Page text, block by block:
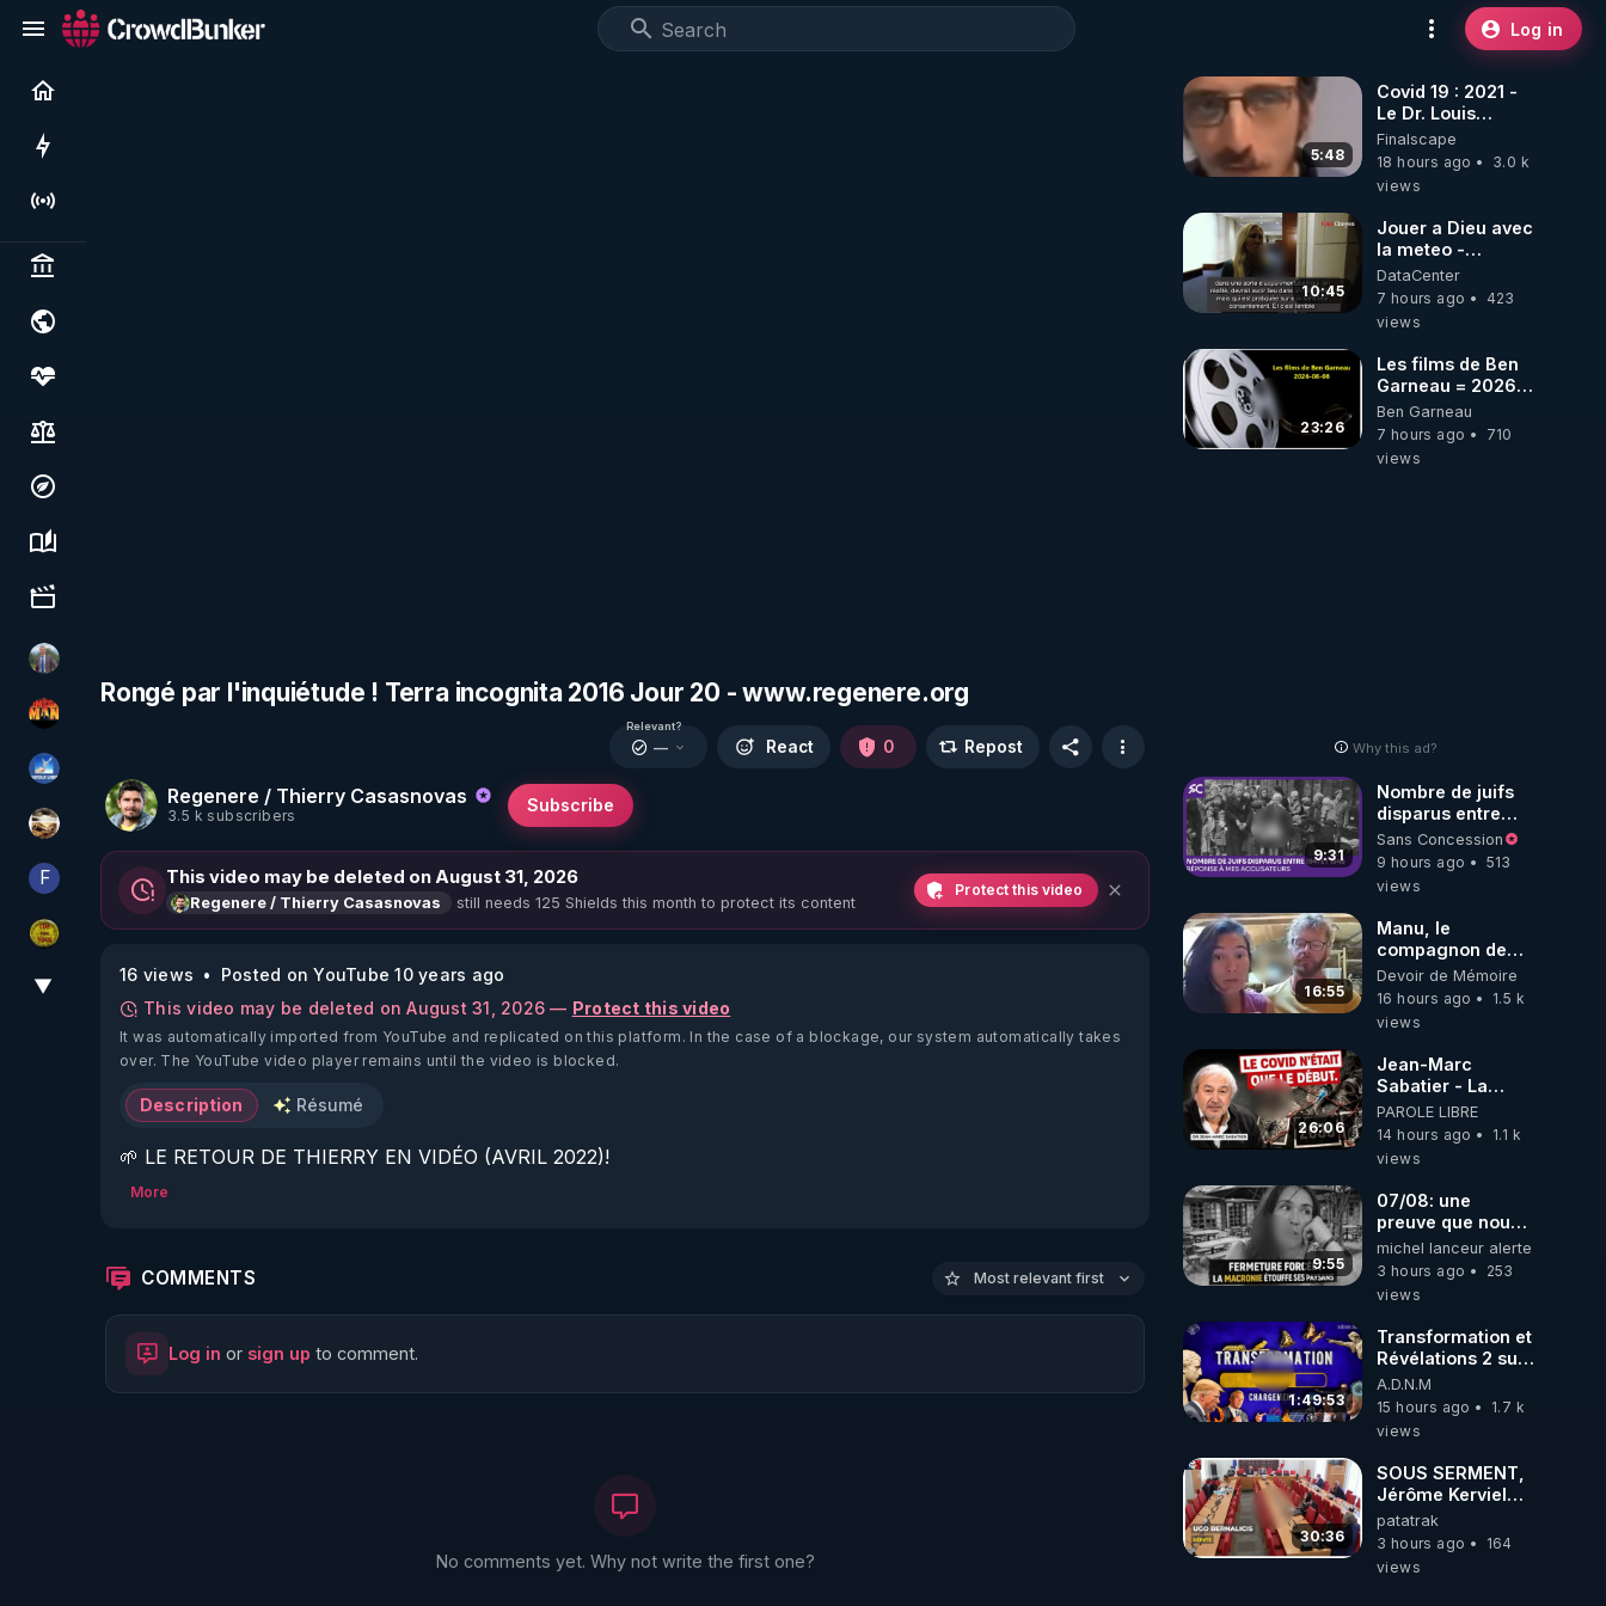
Log in
Live
Politics & institutions
Society, justice & freedoms
Economy, environment & technology
Science, history & spirituality
Culture, media & entertainment
Nicolas BOUVIER
OHM ÉGA MAN
PAROLE LIBRE
patatrak
FFinalscape
CDS pour TOUS
▼
Rongé par l'inquiétude ! Terra incognita 2016 Jour 20 - www.regenere.org
Regenere / Thierry Casasnovas
3.5 k subscribers
Subscribe
Relevant?
— React 0 Repost
This video may be deleted on August 31, 2026
Regenere / Thierry Casasnovas still needs 125 Shields this month to protect its content
Protect this video
16 views
Posted on YouTube 10 years ago
This video may be deleted on August 31, 2026 — Protect this video
It was automatically imported from YouTube and replicated on this platform. In the case of a blockage, our system automatically takes
over. The YouTube video player remains until the video is blocked.
Description Résumé
🌱 LE RETOUR DE THIERRY EN VIDÉO (AVRIL 2022)!
🌱 LE MAGAZINE RÉGÉNÈRE
http://rgnr.li/ymag
More
COMMENTS Most relevant first
Log in or sign up to comment.
No comments yet. Why not write the first one?
5:48
Covid 19 : 2021 -
Le Dr. Louis
Fouché renverse
le plateau de
CNews !
Finalscape
18 hours ago
3.0 k
views
10:45
Jouer a Dieu avec
la meteo -
Citoicitoyen
DataCenter
7 hours ago
423
views
23:26
Les films de Ben
Garneau = 2026-
08-08
Ben Garneau
7 hours ago
710
views
Why this ad?
9:31
Nombre de juifs
disparus entre
1941 et 1945
(Réponse à mes
accusateurs)
Sans Concession
9 hours ago
513
views
16:55
Manu, le
compagnon de
Kyria, raconte sa
garde à vue
musclée.
Devoir de Mémoire
16 hours ago
1.5 k
views
26:06
Jean-Marc
Sabatier - La
Covid-19 n'a été
que le début -
L'ARNm &
où auront-t-il ?
PAROLE LIBRE
14 hours ago
1.1 k
views
9:55
07/08: une
preuve que nous
somme passé en
absurdie une
dictature qui veut
opposant !
michel lanceur alerte
3 hours ago
253
views
1:49:53
Transformation et
Révélations 2 sur
2 - live du
07/08/26
A.D.N.M
15 hours ago
1.7 k
views
30:36
SOUS SERMENT,
Jérôme Kerviel
balance tout à
l'Assemblée !
patatrak
3 hours ago
164
views